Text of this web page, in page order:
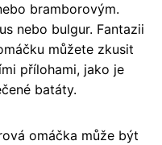
bramborovým.
nebo bulgur. Fantazii
můžete zkusit
přílohami, jako je
batáty.
omáčka může být